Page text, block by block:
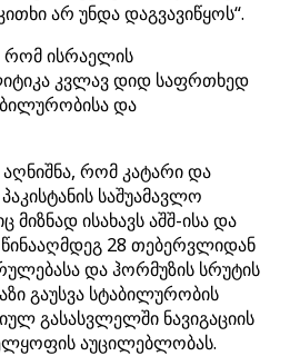
არ უნდა დაგვავიწყოს“.
რომ ისრაელის
კვლავ დიდ საფრთხედ
და
რომ კატარი და
საშუამავლო
ისახავს აშშ-ისა და
28 თებერვლიდან
და ჰორმუზის სრუტის
გაუსვა სტაბილურობის
გასასვლელში ნავიგაციის
აუცილებლობას.